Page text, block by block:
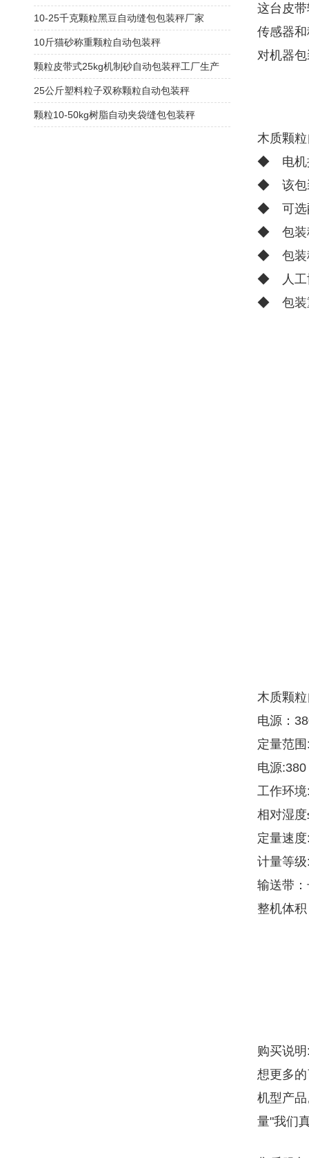
这台皮
传感器
对机器
木质颗
◆ 电机
◆ 该包
◆ 可选
◆ 包装
◆ 包装
◆ 人工
◆ 包装
木质颗
电源：
定量范
电源
工作环
相对湿
定量速
计量等
输送带
整机体
购买说明
想更多
机型产
量"我们
10-25千克颗粒黑豆自动缝包包装秤厂家
10斤猫砂称重颗粒自动包装秤
颗粒皮带式25kg机制砂自动包装秤工厂生产
25公斤塑料粒子双称颗粒自动包装秤
颗粒10-50kg树脂自动夹袋缝包包装秤